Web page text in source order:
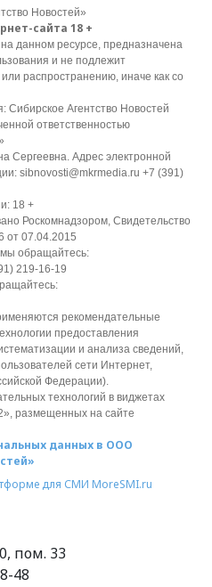
Новостей»
сайта 18 +
данном ресурсе, предназначена
и не подлежит
распространению, иначе как со
Сибирское Агентство Новостей
ответственностью
Сергеевна. Адрес электронной
sibnovosti@mkrmedia.ru +7 (391)
18 +
Роскомнадзором, Свидетельство
от 07.04.2015
обращайтесь:
219-16-19
рекомендательные
предоставления
и анализа сведений,
сети Интернет,
Федерации).
технологий в виджетах
размещенных на сайте
данных в ООО
для СМИ MoreSMI.ru
пом. 33
48